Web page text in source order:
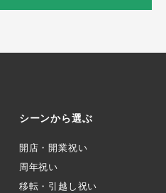
シーンから選ぶ
開店・開業祝い
周年祝い
移転・引越し祝い